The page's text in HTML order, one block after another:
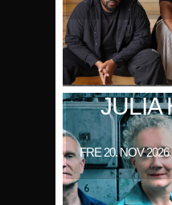
JULIA
FRE 20. NOV